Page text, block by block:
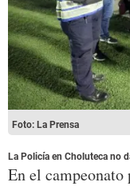
Foto: La Prensa
La Policía en Choluteca no
En el campeonato